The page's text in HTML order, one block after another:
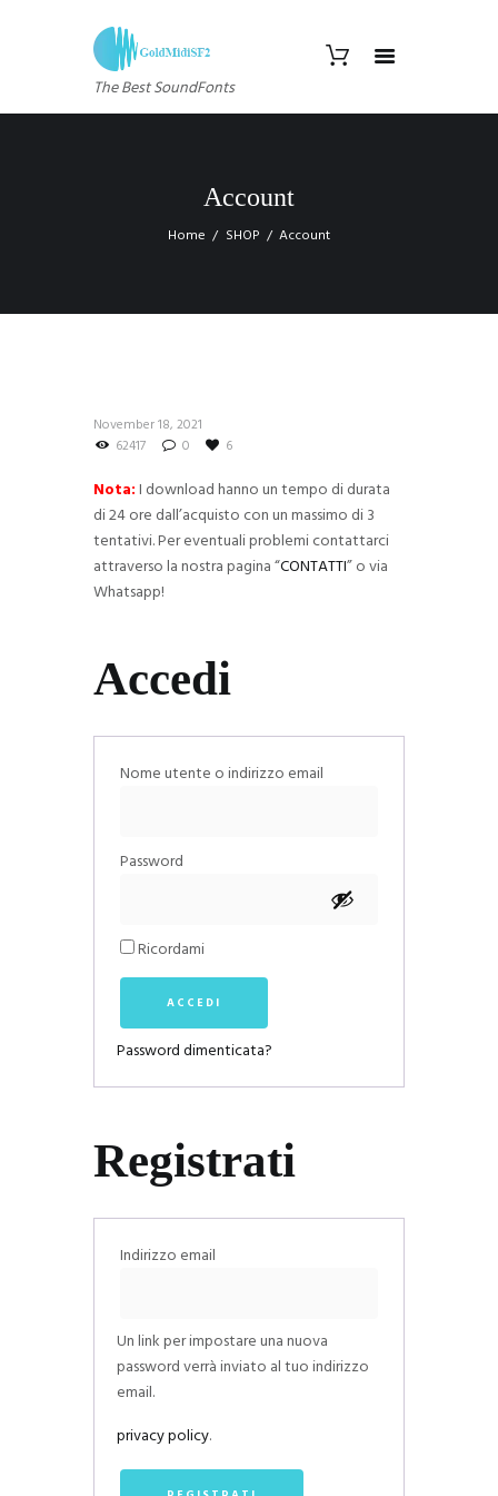
The Best SoundFonts
Account
Home SHOP Account
November 18, 2021
62417
0 6
Nota:I download hanno un tempo di durata
di 24 ore dall’acquisto con un massimo di 3
tentativi. Per eventuali problemi contattarci
attraverso la nostra pagina “CONTATTI” o via
Whatsapp!
Accedi
Nome utente o indirizzo email
Password
Ricordami
ACCEDI
Password dimenticata?
Registrati
Indirizzo email
Un link per impostare una nuova
password verrà inviato al tuo indirizzo
email.
privacy policy.